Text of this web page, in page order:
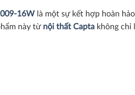
16W là một sự kết hợp hoàn
này từ nội thất Capta không chỉ